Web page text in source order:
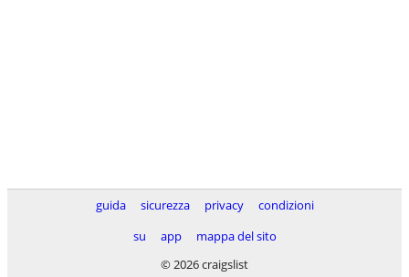
guida sicurezza privacy
condizioni
su
app
mappa del sito
© 2026 craigslist